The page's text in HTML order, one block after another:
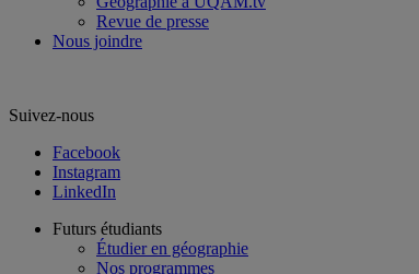
Revue de presse
Nous joindre
Suivez-nous
Facebook
Instagram
LinkedIn
Futurs étudiants
Étudier en géographie
Nos programmes